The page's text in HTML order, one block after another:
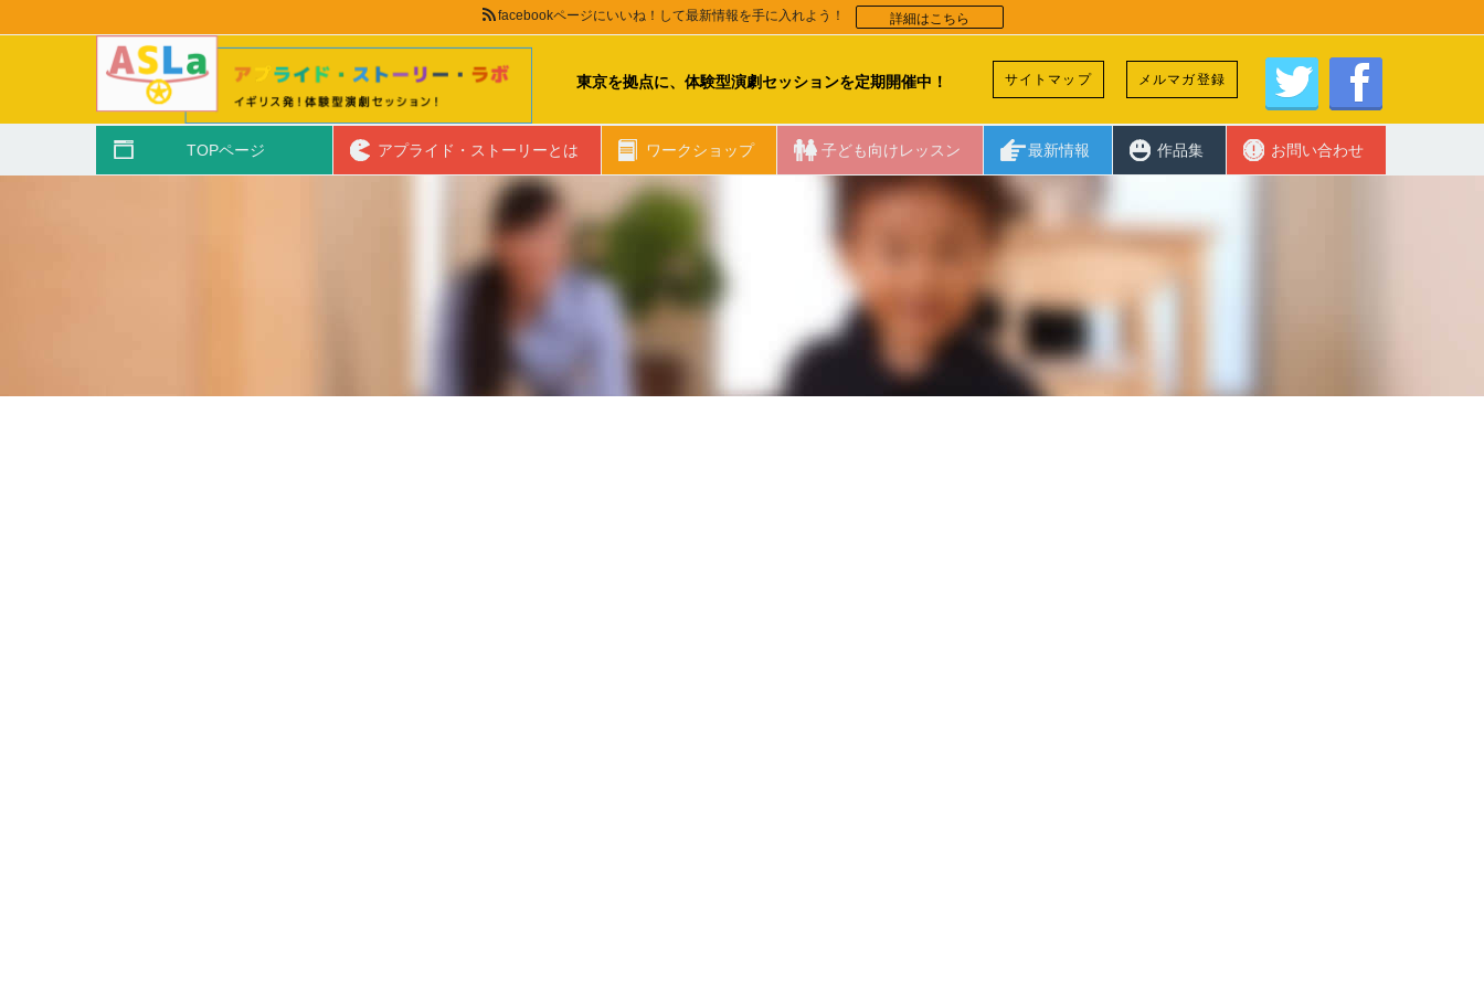
facebookページにいいね！して最新情報を手に入れよう！ 詳細はこちら
東京を拠点に、体験型演劇セッションを定期開催中！ メルマガ登録
サイトマップ
TOPページ アプライド・ストーリーとは ワークショップ 子ども向けレッスン 最新情報 作品集 お問い合わせ